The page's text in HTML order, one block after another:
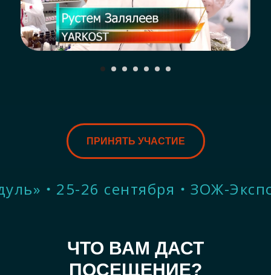
ПРИНЯТЬ УЧАСТИЕ
сентября ЗОЖ-Экспо Осень
ЧТО ВАМ ДАСТ
ПОСЕЩЕНИЕ?